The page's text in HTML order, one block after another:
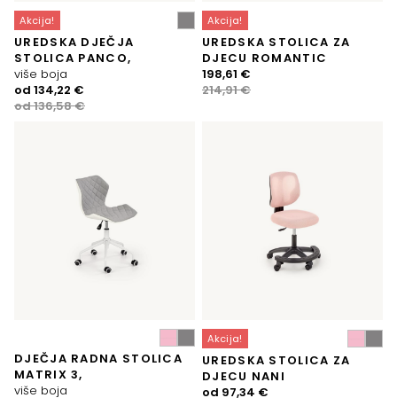
Akcija!
UREDSKA DJEČJA
STOLICA PANCO,
više boja
od136,58€
Izvorna
cijena
od 134,22 €
Trenutna
cijena
Akcija!
UREDSKA STOLICA ZA
DJECU ROMANTIC
214,91€
Izvorna
cijena
198,61 €
Trenutna
cijena
DJEČJA RADNA STOLICA
MATRIX 3,
više boja
Akcija!
UREDSKA STOLICA ZA
DJECU NANI
Izvorna
od 97,34 €
Trenutna